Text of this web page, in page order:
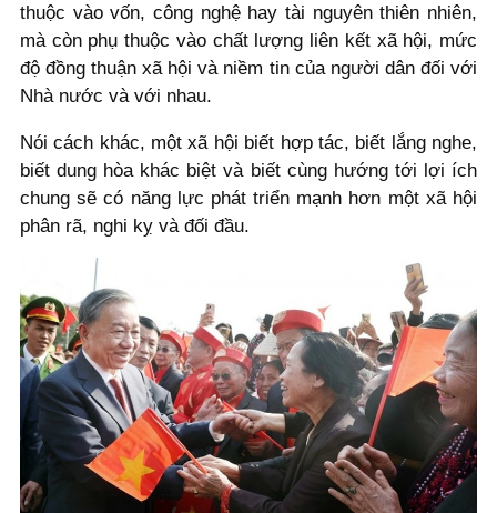
thuộc vào vốn, công nghệ hay tài nguyên thiên nhiên,
mà còn phụ thuộc vào chất lượng liên kết xã hội, mức
độ đồng thuận xã hội và niềm tin của người dân đối với
Nhà nước và với nhau.
Nói cách khác, một xã hội biết hợp tác, biết lắng nghe,
biết dung hòa khác biệt và biết cùng hướng tới lợi ích
chung sẽ có năng lực phát triển mạnh hơn một xã hội
phân rã, nghi kỵ và đối đầu.